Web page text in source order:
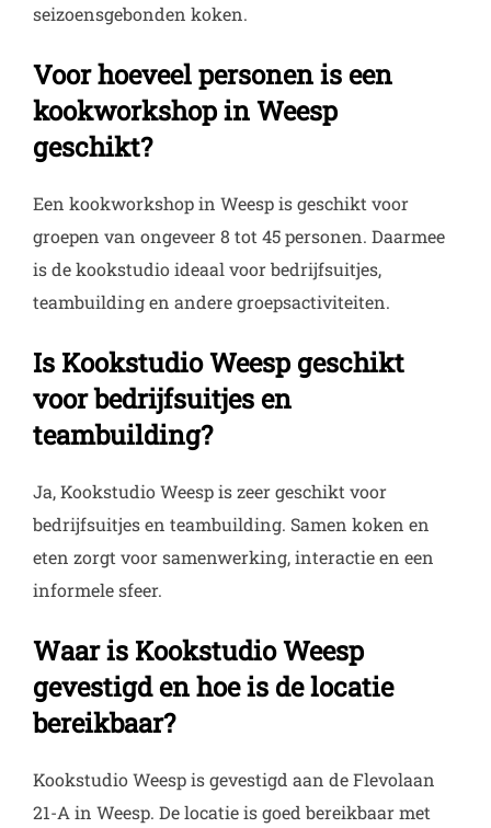
seizoensgebonden koken.
Voor hoeveel personen is een
kookworkshop in Weesp
geschikt?
Een kookworkshop in Weesp is geschikt voor
groepen van ongeveer 8 tot 45 personen. Daarmee
is de kookstudio ideaal voor bedrijfsuitjes,
teambuilding en andere groepsactiviteiten.
Is Kookstudio Weesp geschikt
voor bedrijfsuitjes en
teambuilding?
Ja, Kookstudio Weesp is zeer geschikt voor
bedrijfsuitjes en teambuilding. Samen koken en
eten zorgt voor samenwerking, interactie en een
informele sfeer.
Waar is Kookstudio Weesp
gevestigd en hoe is de locatie
bereikbaar?
Kookstudio Weesp is gevestigd aan de Flevolaan
21-A in Weesp. De locatie is goed bereikbaar met